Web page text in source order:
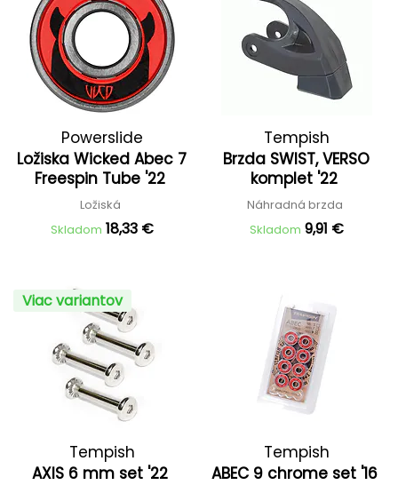
Powerslide
Ložiska Wicked Abec 7
Freespin Tube '22
Ložiská
Skladom 18,33 €
Tempish
Brzda SWIST, VERSO
komplet '22
Náhradná brzda
Skladom 9,91 €
Viac variantov
Tempish
AXIS 6 mm set '22
Tempish
ABEC 9 chrome set '16